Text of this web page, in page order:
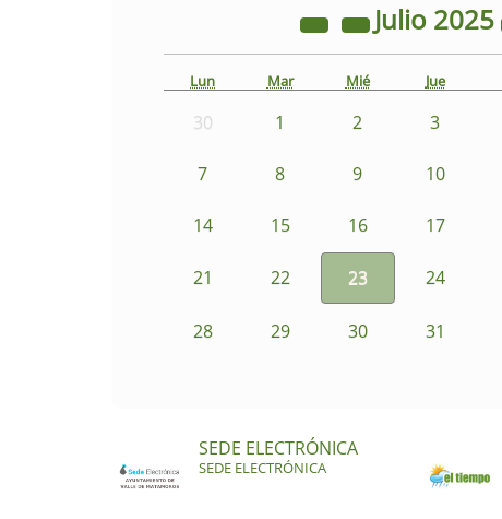
Julio 2025
Lun Mar Mié Jue
30 1 2 3
7 8 9 10
14 15 16 17
21 22 23 24
28 29 30 31
SEDE ELECTRÓNICA
SEDE ELECTRÓNICA